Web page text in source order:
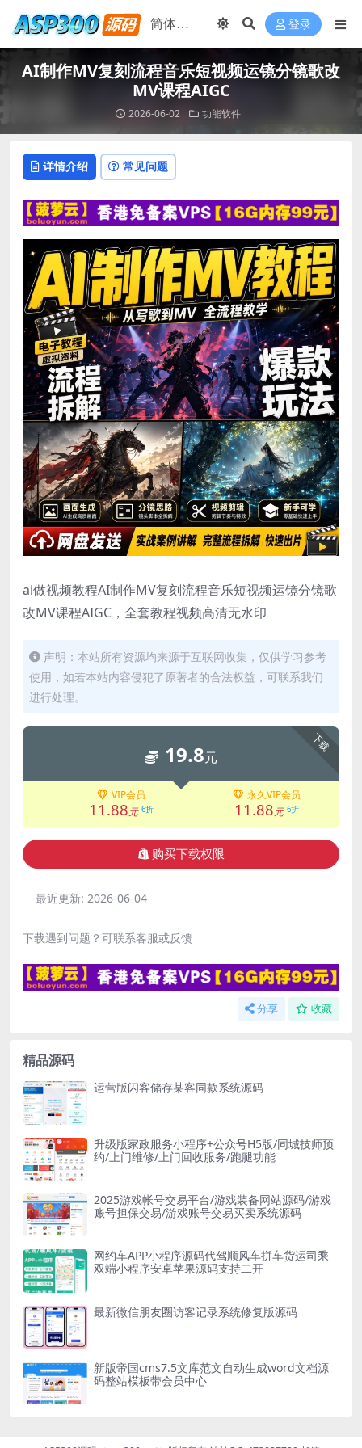
登录
AI制作MV复刻流程音乐短视频运镜分镜歌改
MV课程AIGC
2026-06-02 功能软件
详情介绍 常见问题
ai做视频教程AI制作MV复刻流程音乐短视频运镜分镜歌
改MV课程AIGC，全套教程视频高清无水印
声明：本站所有资源均来源于互联网收集，仅供学习参考
使用，如若本站内容侵犯了原著者的合法权益，可联系我们
进行处理。
下载
19.8元
VIP会员
11.88元 6折
永久VIP会员
11.88元 6折
购买下载权限
最近更新: 2026-06-04
下载遇到问题？可联系客服或反馈
分享 收藏
精品源码
运营版闪客储存某客同款系统源码
升级版家政服务小程序+公众号H5版/同城技师预
约/上门维修/上门回收服务/跑腿功能
2025游戏帐号交易平台/游戏装备网站源码/游戏
账号担保交易/游戏账号交易买卖系统源码
网约车APP小程序源码代驾顺风车拼车货运司乘
双端小程序安卓苹果源码支持二开
最新微信朋友圈访客记录系统修复版源码
新版帝国cms7.5文库范文自动生成word文档源
码整站模板带会员中心